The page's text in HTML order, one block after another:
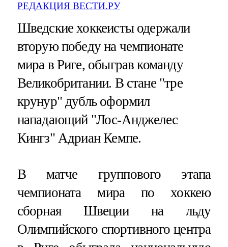
РЕДАКЦИЯ ВЕСТИ.РУ
Шведские хоккеисты одержали
вторую победу на чемпионате
мира в Риге, обыграв команду
Великобритании. В стане "тре
крунур" дубль оформил
нападающий "Лос-Анджелес
Кингз" Адриан Кемпе.
В матче группового этапа
чемпионата мира по хоккею
сборная Швеции на льду
Олимпийского спортивного центра